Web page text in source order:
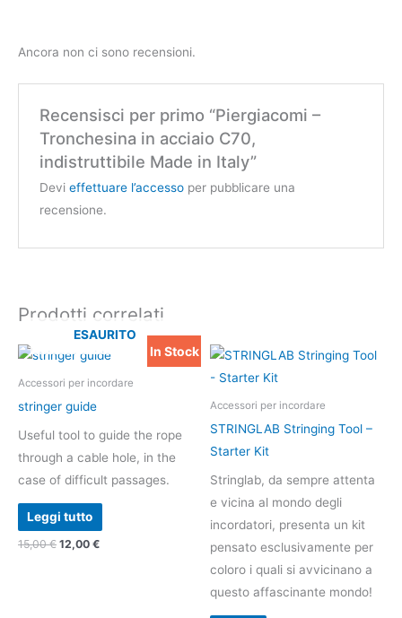
Ancora non ci sono recensioni.
Recensisci per primo “Piergiacomi –
Tronchesina in acciaio C70,
indistruttibile Made in Italy”
Devi effettuare l’accessoper pubblicare una
recensione.
Prodotti correlati
In Stock
ESAURITO
Accessori per incordare
stringer guide
Useful tool to guide the rope
through a cable hole, in the
case of difficult passages.
Leggi tutto
15,00€
Il
prezzo
originale
era:
15,00 €.
12,00 €
Il
prezzo
attuale
Accessori per incordare
STRINGLAB Stringing Tool –
Starter Kit
Stringlab, da sempre attenta
e vicina al mondo degli
incordatori, presenta un kit
pensato esclusivamente per
coloro i quali si avvicinano a
questo affascinante mondo!
Questo
prodotto
più
varianti.
opzioni
possono
essere
scelte
nella
pagina